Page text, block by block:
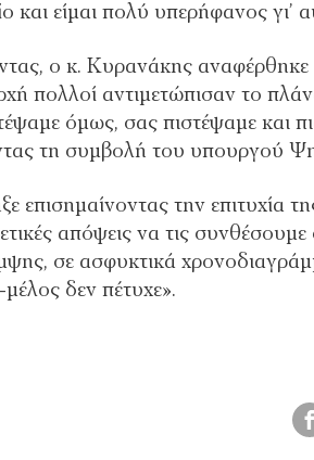
και είμαι πολύ υπερήφανος γι’
ο κ. Κυρανάκης αναφέρθηκε
πολλοί αντιμετώπισαν το
όμως, σας πιστέψαμε και
τη συμβολή του υπουργού
επισημαίνοντας την επιτυχία
απόψεις να τις
σε ασφυκτικά
δεν πέτυχε».